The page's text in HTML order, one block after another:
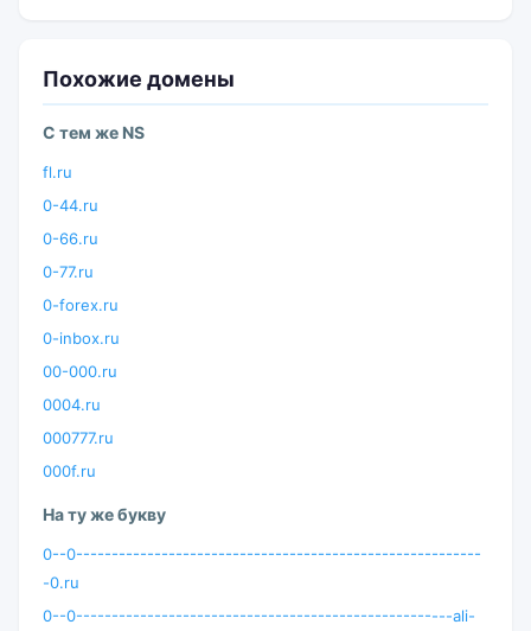
Похожие домены
С тем же NS
fl.ru
0-44.ru
0-66.ru
0-77.ru
0-forex.ru
0-inbox.ru
00-000.ru
0004.ru
000777.ru
000f.ru
На ту же букву
0--0---------------------------------------------------------
-0.ru
0--0-----------------------------------------------------ali-